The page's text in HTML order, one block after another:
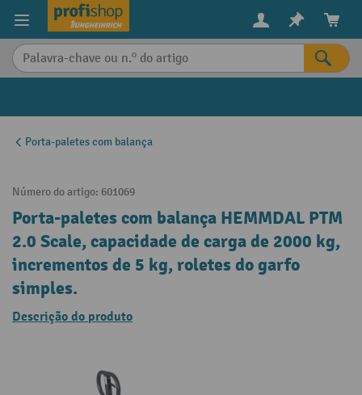
principal
Porta-paletes com balança
Número do artigo: 601069
Porta-paletes com balança HEMMDAL PTM
2.0 Scale, capacidade de carga de 2000 kg,
incrementos de 5 kg, roletes do garfo
simples.
Descrição do produto